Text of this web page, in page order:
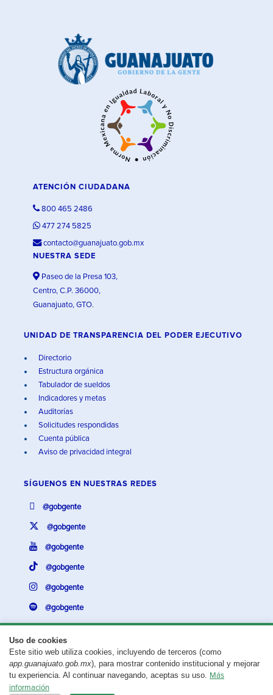
Uso de cookies
Este sitio web utiliza cookies, incluyendo de terceros (como
app.guanajuato.gob.mx), para mostrar contenido institucional y mejorar
tu experiencia. Al continuar navegando, aceptas su uso. Más
información
ATENCIÓN CIUDADANA
800 465 2486
477 274 5825
contacto@guanajuato.gob.mx
NUESTRA SEDE
Paseo de la Presa 103,
Centro, C.P. 36000,
Guanajuato, GTO.
UNIDAD DE TRANSPARENCIA DEL PODER EJECUTIVO
Directorio
Estructura orgánica
Tabulador de sueldos
Indicadores y metas
Auditorías
Solicitudes respondidas
Cuenta pública
Aviso de privacidad integral
SÍGUENOS EN NUESTRAS REDES
@gobgente
@gobgente
@gobgente
@gobgente
@gobgente
@gobgente
¿Existe algún problema con esta página?Repórtalo aquí.
Aviso legal